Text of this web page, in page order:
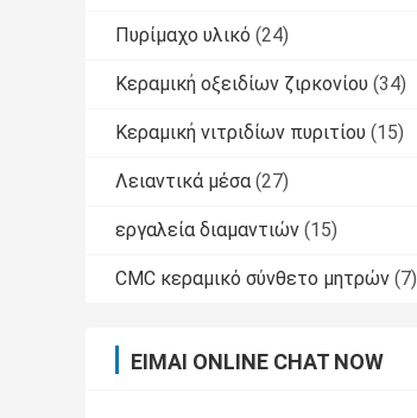
Πυρίμαχο υλικό (24)
Κεραμική οξειδίων ζιρκονίου (34)
Κεραμική νιτριδίων πυριτίου (15)
Λειαντικά μέσα (27)
εργαλεία διαμαντιών (15)
CMC κεραμικό σύνθετο μητρών (7)
ΕΊΜΑΙ ONLINE CHAT NOW